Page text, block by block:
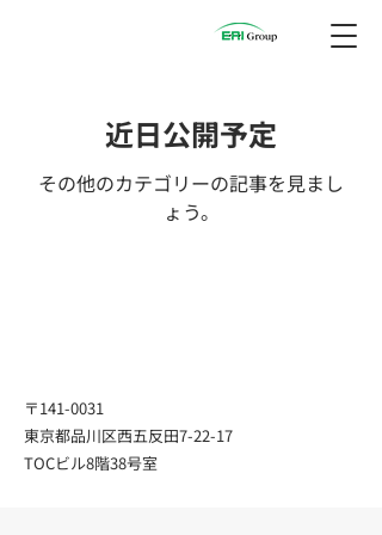
近日公開予定
その他のカテゴリーの記事を見まし
ょう。
〒141-0031
東京都品川区西五反田7-22-17
TOCビル8階38号室